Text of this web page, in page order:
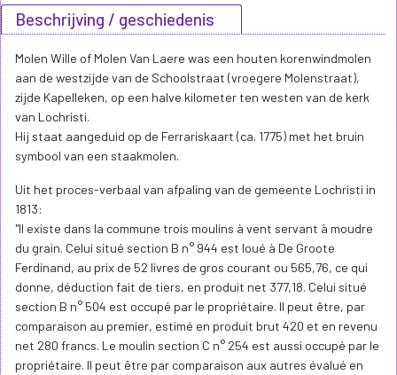
Beschrijving / geschiedenis
Molen Wille of Molen Van Laere was een houten korenwindmolen
aan de westzijde van de Schoolstraat (vroegere Molenstraat),
zijde Kapelleken, op een halve kilometer ten westen van de kerk
van Lochristi.
Hij staat aangeduid op de Ferrariskaart (ca. 1775) met het bruin
symbool van een staakmolen.
Uit het proces-verbaal van afpaling van de gemeente Lochristi in
1813:
"Il existe dans la commune trois moulins à vent servant à moudre
du grain. Celui situé section B n° 944 est loué à De Groote
Ferdinand, au prix de 52 livres de gros courant ou 565,76, ce qui
donne, déduction fait de tiers, en produit net 377,18. Celui situé
section B n° 504 est occupé par le propriétaire. Il peut être, par
comparaison au premier, estimé en produit brut 420 et en revenu
net 280 francs. Le moulin section C n° 254 est aussi occupé par le
propriétaire. Il peut être par comparaison aux autres évalué en